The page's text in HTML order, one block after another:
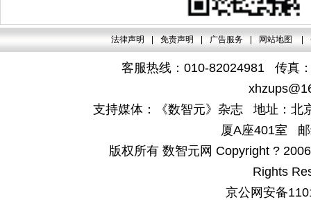
法律声明 免责声明 广告服务 网站地图
客服热线：010-82024981 传真
支持媒体：《数智元》杂志 地址：北
厦A座401室
版权所有 数智元网 Copyright ?
Rights
京公网安备